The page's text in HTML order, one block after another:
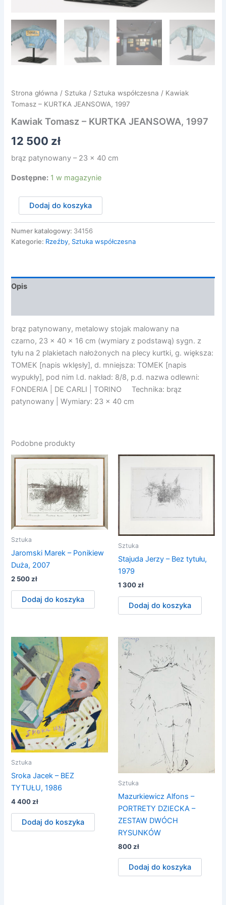
Strona główna / Sztuka / Sztuka współczesna / Kawiak
Tomasz – KURTKA JEANSOWA, 1997
Kawiak Tomasz – KURTKA JEANSOWA, 1997
12 500 zł
brąz patynowany – 23 x 40 cm
Dostępne: 1 w magazynie
Kawiak
Tomasz
-
KURTKA
Dodaj do koszyka
Numer katalogowy: 34156
Kategorie: Rzeźby, Sztuka współczesna
Opis
brąz patynowany, metalowy stojak malowany na
czarno, 23 x 40 x 16 cm (wymiary z podstawą) sygn. z
tyłu na 2 plakietach nałożonych na plecy kurtki, g. większa:
TOMEK [napis wklęsły], d. mniejsza: TOMEK [napis
wypukły], pod nim l.d. nakład: 8/8, p.d. nazwa odlewni:
FONDERIA | DE CARLI | TORINO Technika: brąz
patynowany | Wymiary: 23 x 40 cm
Podobne produkty
Sztuka
Jaromski Marek – Ponikiew
Duża, 2007
2 500zł
Dodaj do koszyka
Sztuka
Stajuda Jerzy – Bez tytułu,
1979
1 300zł
Dodaj do koszyka
Sztuka
Sroka Jacek – BEZ
TYTUŁU, 1986
4 400zł
Dodaj do koszyka
Sztuka
Mazurkiewicz Alfons –
PORTRETY DZIECKA –
ZESTAW DWÓCH
RYSUNKÓW
800zł
Dodaj do koszyka